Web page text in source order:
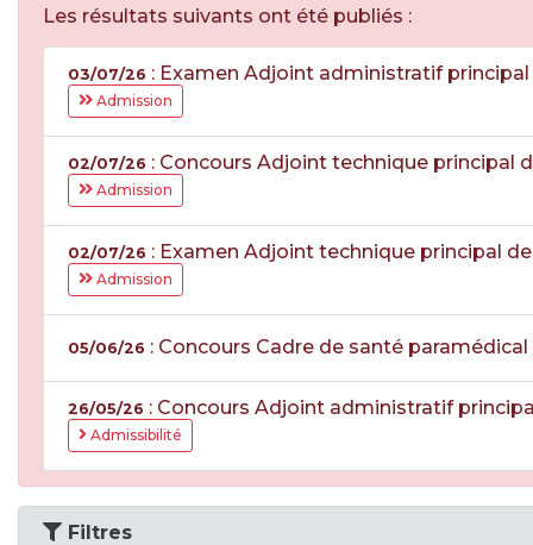
Les résultats suivants ont été publiés :
03/07/26 : Examen Adjoint administratif
Admission
02/07/26 : Concours Adjoint technique principal
Admission
02/07/26 : Examen Adjoint technique principal
Admission
05/06/26 : Concours Cadre de santé paramédical
26/05/26 : Concours Adjoint administratif
Admissibilité
Filtres